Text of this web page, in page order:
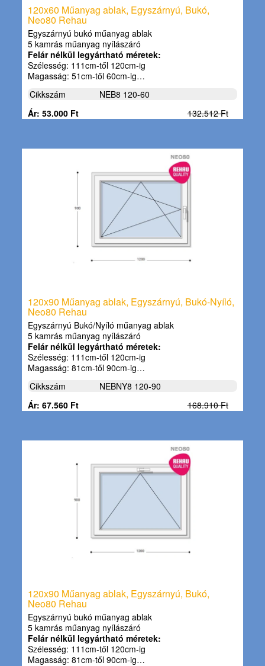
120x60 Műanyag ablak, Egyszárnyú, Bukó,
Neo80 Rehau
Egyszárnyú bukó műanyag ablak
5 kamrás műanyag nyílászáró
Felár nélkül legyártható méretek:
Szélesség: 111cm-től 120cm-ig
Magasság: 51cm-től 60cm-ig…
Cikkszám
NEB8 120-60
Ár: 53.000 Ft
132.512 Ft
120x90 Műanyag ablak, Egyszárnyú, Bukó-Nyíló,
Neo80 Rehau
Egyszárnyú Bukó/Nyíló műanyag ablak
5 kamrás műanyag nyílászáró
Felár nélkül legyártható méretek:
Szélesség: 111cm-től 120cm-ig
Magasság: 81cm-től 90cm-ig…
Cikkszám
NEBNY8 120-90
Ár: 67.560 Ft
168.910 Ft
120x90 Műanyag ablak, Egyszárnyú, Bukó,
Neo80 Rehau
Egyszárnyú bukó műanyag ablak
5 kamrás műanyag nyílászáró
Felár nélkül legyártható méretek:
Szélesség: 111cm-től 120cm-ig
Magasság: 81cm-től 90cm-ig…